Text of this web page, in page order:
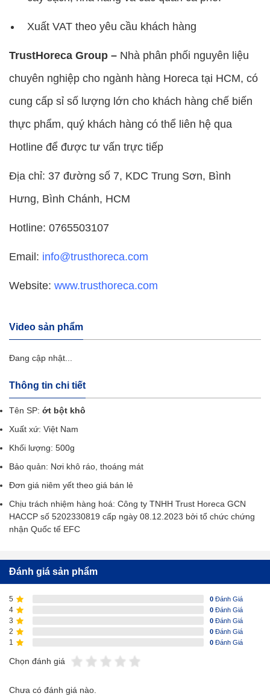
Xuất VAT theo yêu cầu khách hàng
TrustHoreca Group – Nhà phân phối nguyên liệu
chuyên nghiệp cho ngành hàng Horeca tại HCM, có
cung cấp sỉ số lượng lớn cho khách hàng chế biến
thực phẩm, quý khách hàng có thể liên hệ qua
Hotline để được tư vấn trực tiếp
Địa chỉ: 37 đường số 7, KDC Trung Sơn, Bình
Hưng, Bình Chánh, HCM
Hotline: 0765503107
Email: info@trusthoreca.com
Website: www.trusthoreca.com
Video sản phẩm
Đang cập nhật...
Thông tin chi tiết
Tên SP: ớt bột khô
Xuất xứ: Việt Nam
Khối lượng: 500g
Bảo quản: Nơi khô ráo, thoáng mát
Đơn giá niêm yết theo giá bán lẻ
Chịu trách nhiệm hàng hoá: Công ty TNHH Trust Horeca GCN
HACCP số 5202330819 cấp ngày 08.12.2023 bởi tổ chức chứng
nhận Quốc tế EFC
Đánh giá sản phẩm
5 0 Đánh Giá
4 0 Đánh Giá
3 0 Đánh Giá
2 0 Đánh Giá
1 0 Đánh Giá
Chọn đánh giá
Chưa có đánh giá nào.